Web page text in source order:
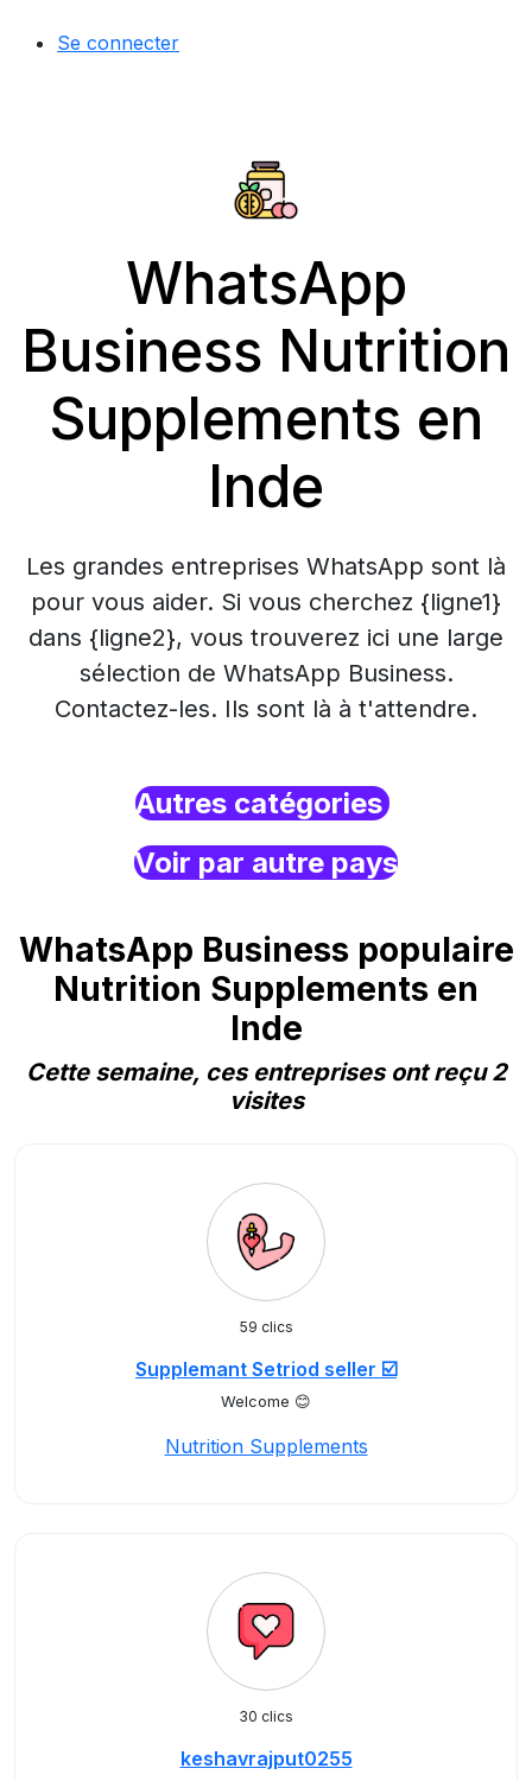
Se connecter
WhatsApp
Business Nutrition
Supplements en
Inde
Les grandes entreprises WhatsApp sont là
pour vous aider. Si vous cherchez {ligne1}
dans {ligne2}, vous trouverez ici une large
sélection de WhatsApp Business.
Contactez-les. Ils sont là à t'attendre.
Autres catégories
Voir par autre pays
WhatsApp Business populaire
Nutrition Supplements en
Inde
Cette semaine, ces entreprises ont reçu 2
visites
59 clics
Supplemant Setriod seller ☑️
Welcome 😊
Nutrition Supplements
30 clics
keshavrajput0255